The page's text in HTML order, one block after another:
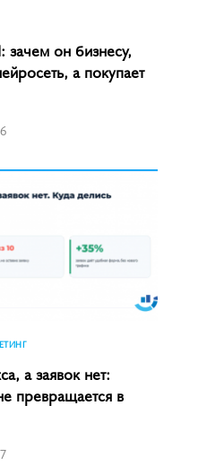
зачем он бизнесу,
а покупает
а заявок нет:
превращается в